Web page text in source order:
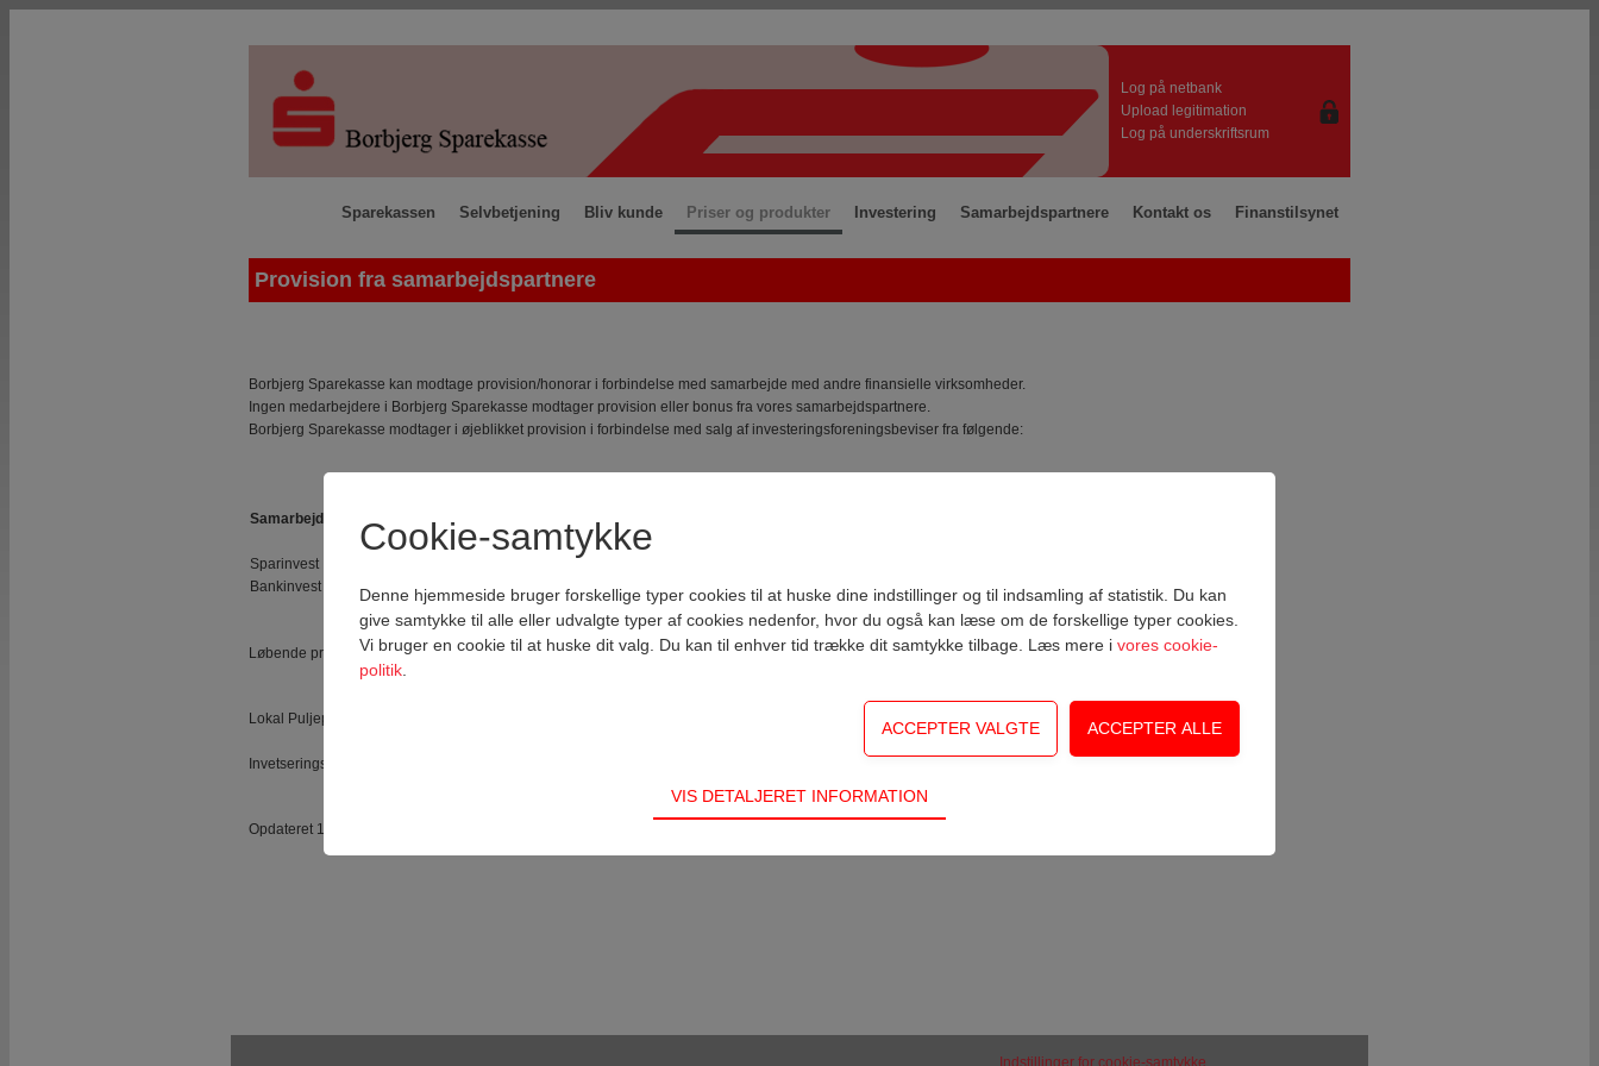
Log på netbank
Upload legitimation
Log på underskriftsrum
Sparekassen Selvbetjening Bliv kunde Priser og produkter Investering Samarbejdspartnere Kontakt os Finanstilsynet
Provision fra samarbejdspartnere
Borbjerg Sparekasse kan modtage provision/honorar i forbindelse med samarbejde med andre finansielle virksomheder.
Ingen medarbejdere i Borbjerg Sparekasse modtager provision eller bonus fra vores samarbejdspartnere.
Borbjerg Sparekasse modtager i øjeblikket provision i forbindelse med salg af investeringsforeningsbeviser fra følgende:
Samarbejdspartner Løbende provision p.a.
Sparinvest
Bankinvest
0,00 - 0,50 % 0,00 %
Løbende provision modtages på baggrund af Borbjerg Sparekasses samlede beholdning i disse investeringsforeninger.
Lokal Puljepension, se særskilt afsnit
Invetseringskonto FRI, se særskilt afsnit
Opdateret 19.11.2025
Indstillinger for cookie-samtykke
Cookie-samtykke
Denne hjemmeside bruger forskellige typer cookies til at huske dine indstillinger og til indsamling af statistik. Du kan
give samtykke til alle eller udvalgte typer af cookies nedenfor, hvor du også kan læse om de forskellige typer cookies.
Vi bruger en cookie til at huske dit valg. Du kan til enhver tid trække dit samtykke tilbage. Læs mere i vores cookie-
politik
Tekniske cookies er nødvendige for hjemmesidens grundlæggende funktioner som fx navigation, adgangskontrol
VIS DETALJERET INFORMATION